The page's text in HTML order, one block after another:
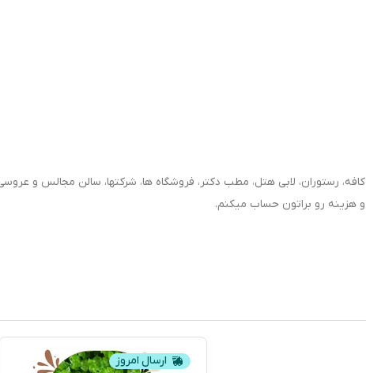
کافه، رستوران، لابی هتل، مطب دکتر، فروشگاه ها، شرکتها، سالن مجالس و
و هزینه رو براتون حساب میکنم.
ارسال امروز